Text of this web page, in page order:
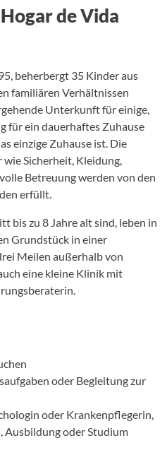
de Vida
beherbergt 35 Kinder aus
familiären Verhältnissen
Unterkunft für einige,
für ein dauerhaftes Zuhause
einzige Zuhause ist. Die
Sicherheit, Kleidung,
Betreuung werden von den
erfüllt.
bis zu 8 Jahre alt sind, leben in
Grundstück in einer
Meilen außerhalb von
eine kleine Klinik mit
oder Begleitung zur
oder Krankenpflegerin,
Ausbildung oder Studium